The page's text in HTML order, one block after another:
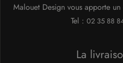
Malouet Design vous apporte
Tel : 02 35 88
La